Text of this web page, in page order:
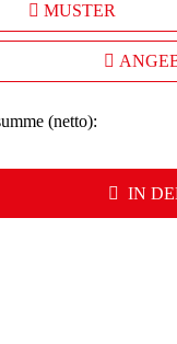
MUSTER
(netto):
IN